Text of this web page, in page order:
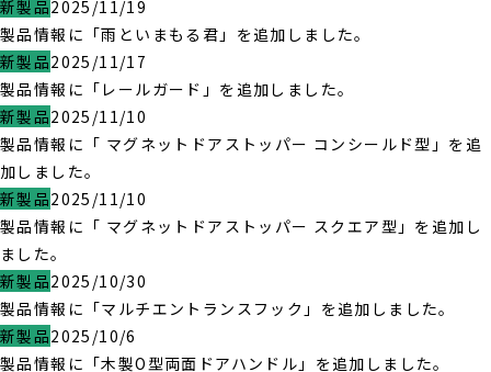
新製品2025/11/19
製品情報に「雨といまもる君」を追加しました。
新製品2025/11/17
製品情報に「レールガード」を追加しました。
新製品2025/11/10
製品情報に「 マグネットドアストッパー コンシールド型」を追
加しました。
新製品2025/11/10
製品情報に「 マグネットドアストッパー スクエア型」を追加し
ました。
新製品2025/10/30
製品情報に「マルチエントランスフック」を追加しました。
新製品2025/10/6
製品情報に「木製O型両面ドアハンドル」を追加しました。